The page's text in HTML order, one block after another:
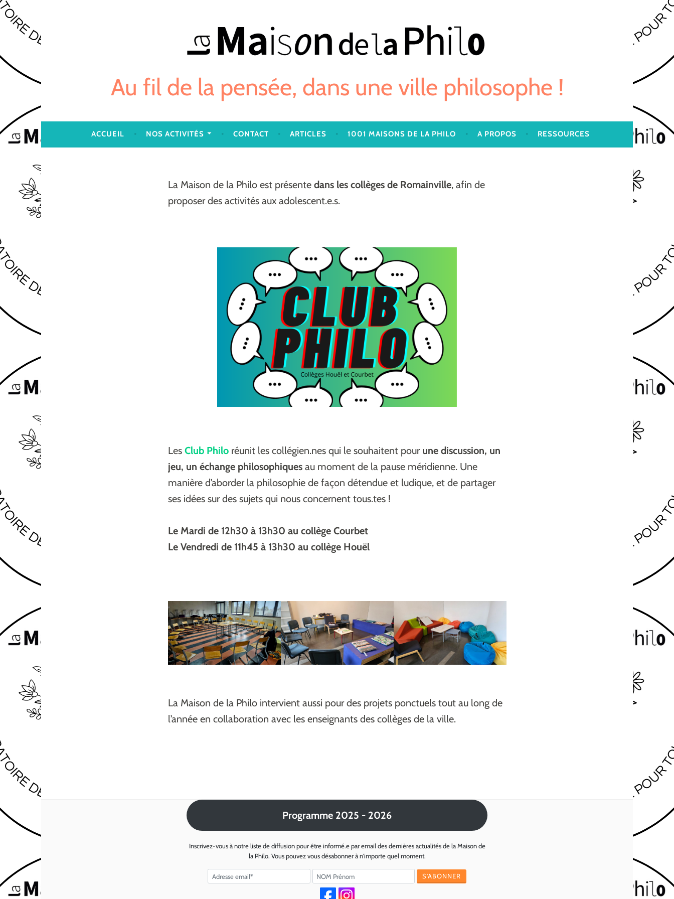
content
Au fil de la pensée, dans une ville philosophe !
ACCUEIL NOS ACTIVITÉS CONTACT ARTICLES 1001 MAISONS DE LA PHILO A PROPOS RESSOURCES
La Maison de la Philo est présente dans les collèges de Romainville, afin de
proposer des activités aux adolescent.e.s.
Les Club Philoréunit les collégien.nes qui le souhaitent pour une discussion, un
jeu, un échange philosophiquesau moment de la pause méridienne. Une
manière d’aborder la philosophie de façon détendue et ludique, et de partager
ses idées sur des sujets qui nous concernent tous.tes !
Le Mardi de 12h30 à 13h30 au collège Courbet
Le Vendredi de 11h45 à 13h30 au collège Houël
La Maison de la Philo intervient aussi pour des projets ponctuels tout au long de
l’année en collaboration avec les enseignants des collèges de la ville.
Programme 2025 - 2026
Inscrivez-vous à notre liste de diffusion pour être informé.e par email des dernières actualités de la Maison de
la Philo. Vous pouvez vous désabonner à n'importe quel moment.